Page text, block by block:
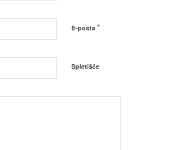
E-pošta *
Spletišče